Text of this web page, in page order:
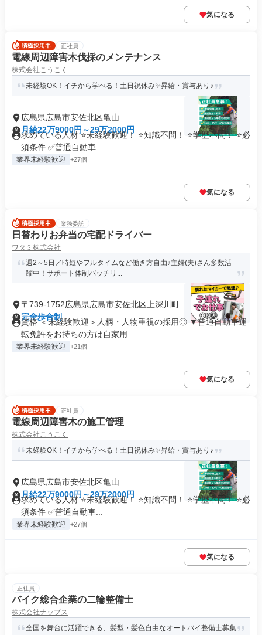
気になる
正社員
電線周辺障害木伐採のメンテナンス
株式会社こうこく
未経験OK！イチから学べる！土日祝休み✨昇給・賞与あり♪
広島県広島市安佐北区亀山
月給22万9000円～29万2000円
求めている人材 ⭐未経験歓迎！ ⭐知識不問！ ⭐学歴不問！ ⭐必
須条件 ✅普通自動車...
業界未経験歓迎 +27個
気になる
業務委託
日替わりお弁当の宅配ドライバー
ワタミ株式会社
週2～5日／時短やフルタイムなど働き方自由♪主婦(夫)さん多数活
躍中！サポート体制バッチリ...
〒739-1752広島県広島市安佐北区上深川町
完全歩合制
資格 ＜未経験歓迎＞人柄・人物重視の採用◎ ▼普通自動車運
転免許をお持ちの方は自家用...
業界未経験歓迎 +21個
気になる
正社員
電線周辺障害木の施工管理
株式会社こうこく
未経験OK！イチから学べる！土日祝休み✨昇給・賞与あり♪
広島県広島市安佐北区亀山
月給22万9000円～29万2000円
求めている人材 ⭐未経験歓迎！ ⭐知識不問！ ⭐学歴不問！ ⭐必
須条件 ✅普通自動車...
業界未経験歓迎 +27個
気になる
正社員
バイク総合企業の二輪整備士
株式会社ナップス
全国を舞台に活躍できる、髪型・髪色自由なオートバイ整備士募集